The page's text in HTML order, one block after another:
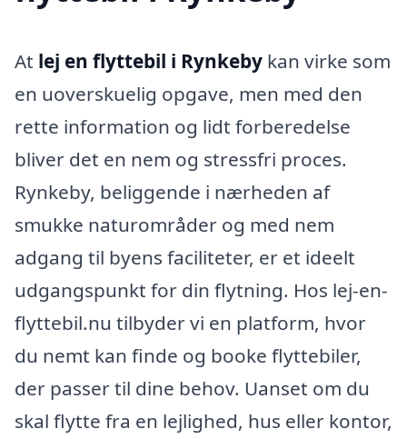
At lej en flyttebil i Rynkeby kan virke som
en uoverskuelig opgave, men med den
rette information og lidt forberedelse
bliver det en nem og stressfri proces.
Rynkeby, beliggende i nærheden af
smukke naturområder og med nem
adgang til byens faciliteter, er et ideelt
udgangspunkt for din flytning. Hos lej-en-
flyttebil.nu tilbyder vi en platform, hvor
du nemt kan finde og booke flyttebiler,
der passer til dine behov. Uanset om du
skal flytte fra en lejlighed, hus eller kontor,